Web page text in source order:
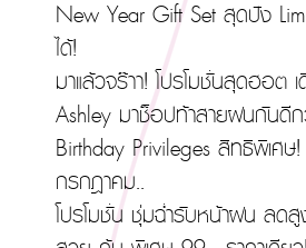
New Year Gift Set สุดปัง
ได้!
มาแล้วจร๊าา! โปรโมชั่นสุดฮอ
Ashley มาช็อปท้าสายฝนกันดีก
Birthday Privileges สิทธิพิเศษ
กรกฎาคม..
โปรโมชั่น ชุ่มฉ่ำรับหน้าฝน ลด